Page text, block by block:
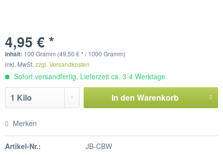
4,95 € *
Inhalt: 100 Gramm (49,50 € * / 1000 Gramm)
inkl. MwSt. zzgl. Versandkosten
Sofort versandfertig, Lieferzeit ca. 3-4 Werktage
In den Warenkorb
Merken
Artikel-Nr.: JB-CBW